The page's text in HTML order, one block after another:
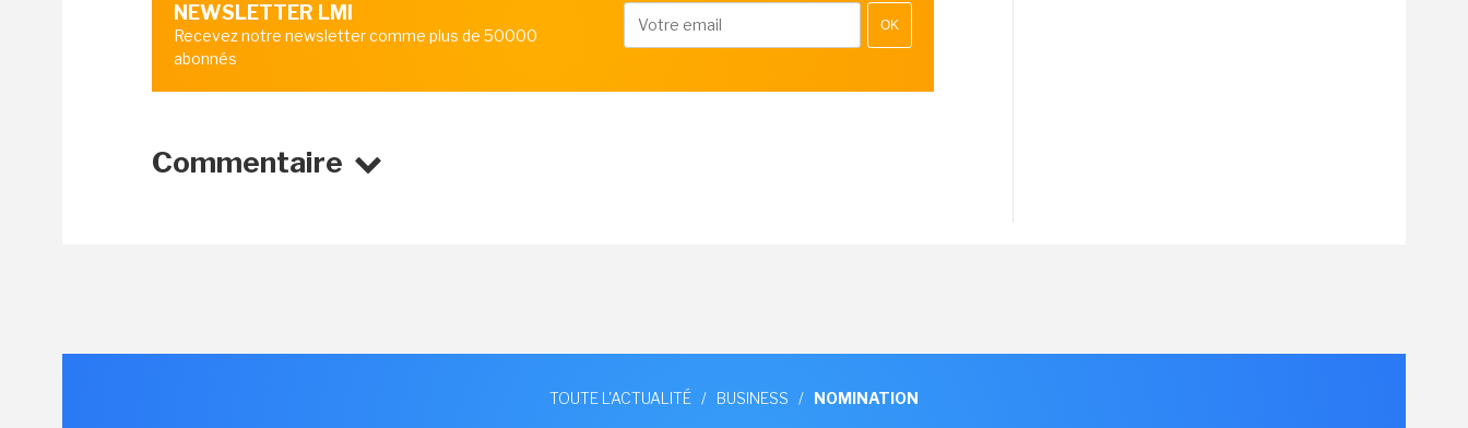
NEWSLETTER LMI
Recevez notre newsletter comme plus de 50000
abonnés
OK
Commentaire
TOUTE L'ACTUALITÉ / BUSINESS / NOMINATION